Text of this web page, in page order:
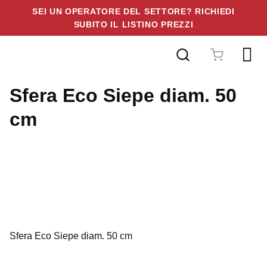
SEI UN OPERATORE DEL SETTORE? RICHIEDI
SUBITO IL LISTINO PREZZI
Sfera Eco Siepe diam. 50
cm
Sfera Eco Siepe diam. 50 cm